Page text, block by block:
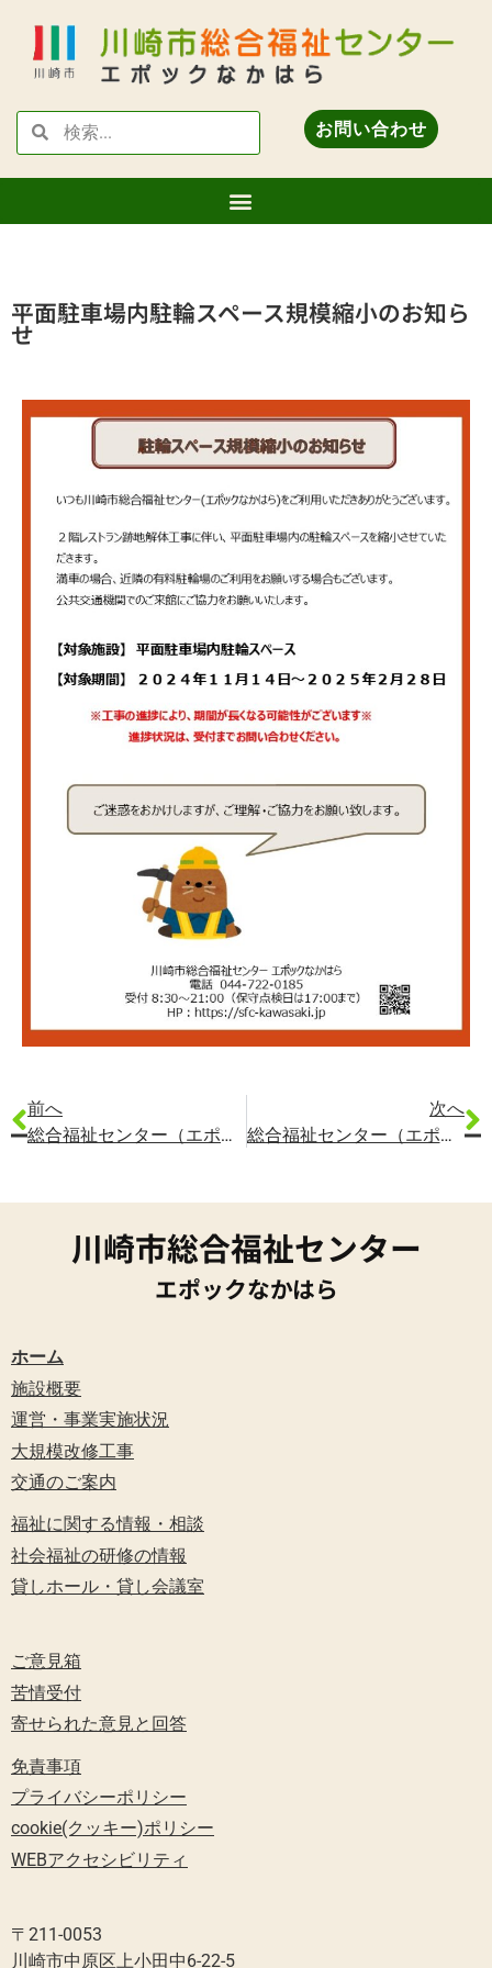
お問い合わせ
平面駐車場内駐輪スペース規模縮小のお知ら
せ
前へ
総合福祉センター（エポックなかはら）の12月ホール行事予定表
次へ
総合福祉センター（エポックなかはら）の1月ホール行事予定表
川崎市総合福祉センター
エポックなかはら
ホーム
施設概要
運営・事業実施状況
大規模改修工事
交通のご案内
福祉に関する情報・相談
社会福祉の研修の情報
貸しホール・貸し会議室
ご意見箱
苦情受付
寄せられた意見と回答
免責事項
プライバシーポリシー
cookie(クッキー)ポリシー
WEBアクセシビリティ
〒211-0053
川崎市中原区上小田中6-22-5